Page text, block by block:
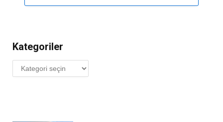
Kategoriler
Kategoriler